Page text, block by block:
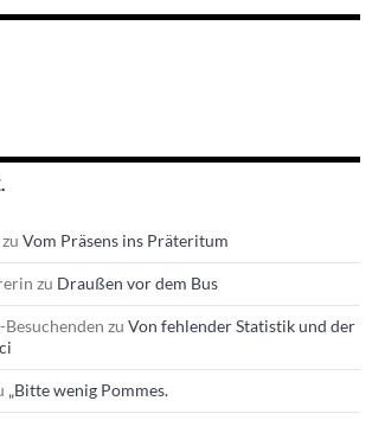
zu Vom Präsens ins Präteritum
zu Draußen vor dem Bus
zu Von fehlender Statistik und der
„Bitte wenig Pommes.